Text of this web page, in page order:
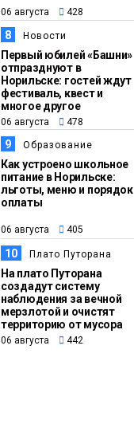
06 августа 428
8 Новости
Первый юбилей «Башни»
отпразднуют в
Норильске: гостей ждут
фестиваль, квест и
многое другое
06 августа 478
9 Образование
Как устроено школьное
питание в Норильске:
льготы, меню и порядок
оплаты
06 августа 405
10 Плато Путорана
На плато Путорана
создадут систему
наблюдения за вечной
мерзлотой и очистят
территорию от мусора
06 августа 442